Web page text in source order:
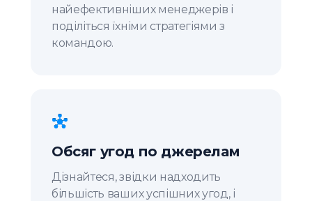
найефективніших менеджерів і
поділіться їхніми стратегіями з
командою.
Обсяг угод по джерелам
Дізнайтеся, звідки надходить
більшість ваших успішних угод, і